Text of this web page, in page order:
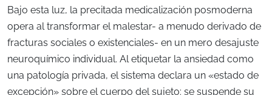
Bajo esta luz, la precitada medicalización posmoderna
opera al transformar el malestar- a menudo derivado de
fracturas sociales o existenciales- en un mero desajuste
neuroquímico individual. Al etiquetar la ansiedad como
una patología privada, el sistema declara un «estado de
excepción» sobre el cuerpo del sujeto: se suspende su